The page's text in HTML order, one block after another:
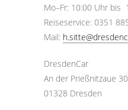
Mo–Fr: 10:00 Uhr bis
Reiseservice: 0351
Mail:
DresdenCar
An der Prießnitzaue
01328 Dresden